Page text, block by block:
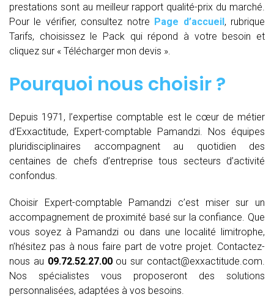
prestations sont au meilleur rapport qualité-prix du marché.
Pour le vérifier, consultez notre Page d’accueil, rubrique
Tarifs, choisissez le Pack qui répond à votre besoin et
cliquez sur « Télécharger mon devis ».
Pourquoi nous choisir ?
Depuis 1971, l’expertise comptable est le cœur de métier
d’Exxactitude, Expert-comptable Pamandzi. Nos équipes
pluridisciplinaires accompagnent au quotidien des
centaines de chefs d’entreprise tous secteurs d’activité
confondus.
Choisir Expert-comptable Pamandzi c’est miser sur un
accompagnement de proximité basé sur la confiance. Que
vous soyez à Pamandzi ou dans une localité limitrophe,
n’hésitez pas à nous faire part de votre projet. Contactez-
nous au 09.72.52.27.00ou sur contact@exxactitude.com.
Nos spécialistes vous proposeront des solutions
personnalisées, adaptées à vos besoins.